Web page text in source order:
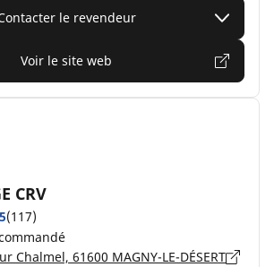
le revendeur
Voir le site web
CRV
(117)
Chalmel, 61600 MAGNY-LE-DÉSERT